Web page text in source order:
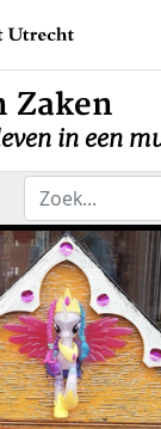
Zaken
in een
Zoek